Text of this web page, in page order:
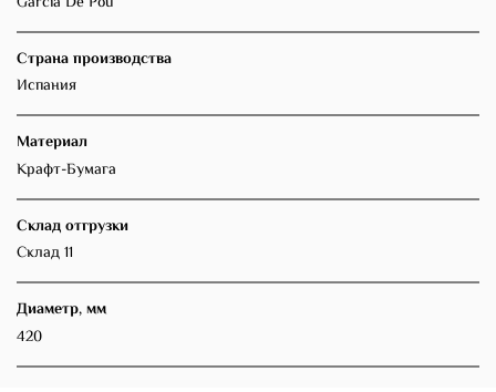
Страна производства
Испания
Материал
Крафт-Бумага
Склад отгрузки
Склад 11
Диаметр, мм
420